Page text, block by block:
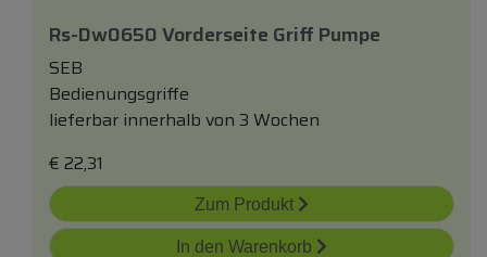
Rs-Dw0650 Vorderseite Griff Pumpe
SEB
Bedienungsgriffe
lieferbar innerhalb von 3 Wochen
€ 22,31
Zum Produkt
In den Warenkorb